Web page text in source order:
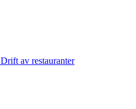
av restauranter